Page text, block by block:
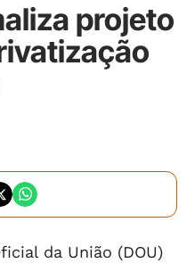
projeto
da União (DOU)